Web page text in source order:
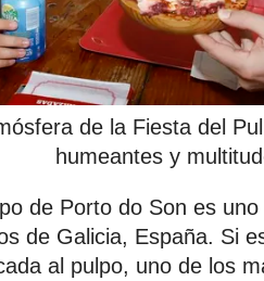
de la Fiesta del
humeantes y
de Porto do Son es
de Galicia, España. Si
al pulpo, uno de los